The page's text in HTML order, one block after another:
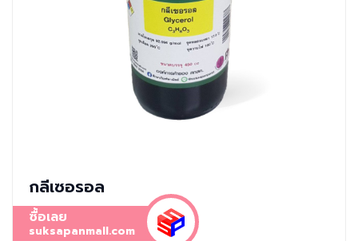
กลีเซอรอล
ซื้อเลย
suksapanmall.com